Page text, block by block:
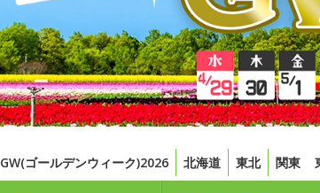
GW(ゴールデンウィーク)2026 北海道 東北 関東